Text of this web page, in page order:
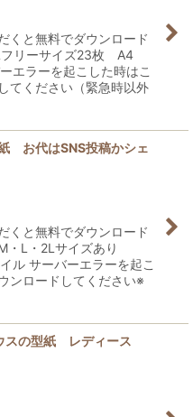
くと無料でダウンロード
リーサイズ23枚 A4
エラーを起こした時はこ
てください（緊急時以外
お代はSNS投稿かシェ
くと無料でダウンロード
・L・2Lサイズあり
ル サーバーエラーを起こ
ンロードしてください※
スの型紙 レディース